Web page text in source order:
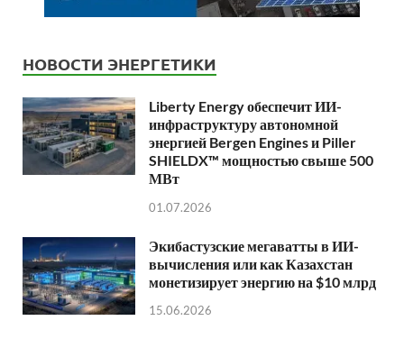
НОВОСТИ ЭНЕРГЕТИКИ
Liberty Energy обеспечит ИИ-
инфраструктуру автономной
энергией Bergen Engines и Piller
SHIELDX™ мощностью свыше 500
МВт
01.07.2026
Экибастузские мегаватты в ИИ-
вычисления или как Казахстан
монетизирует энергию на $10 млрд
15.06.2026